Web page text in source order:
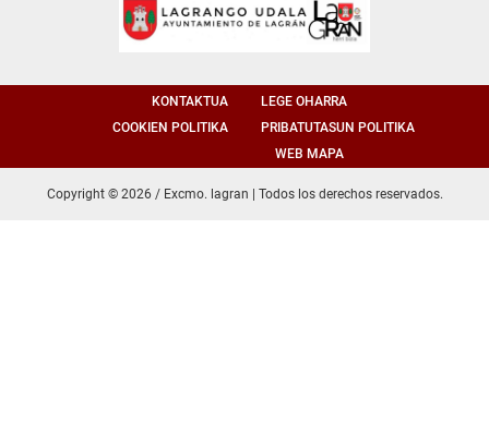
KONTAKTUA
LEGE OHARRA
COOKIEN POLITIKA
PRIBATUTASUN POLITIKA
WEB MAPA
Copyright © 2026 / Excmo. lagran | Todos los derechos reservados.